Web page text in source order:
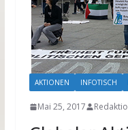
AKTIONEN INFOTISCH
Mai 25, 2017